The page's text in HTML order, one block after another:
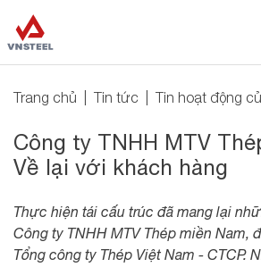
Trang chủ Tin tức Tin hoạt động
Công ty TNHH MTV
Về lại với khách hàng
Thực hiện tái cấu trúc đã mang lại
Công ty TNHH MTV Thép miền Nam,
Tổng công ty Thép Việt Nam - CTCP.